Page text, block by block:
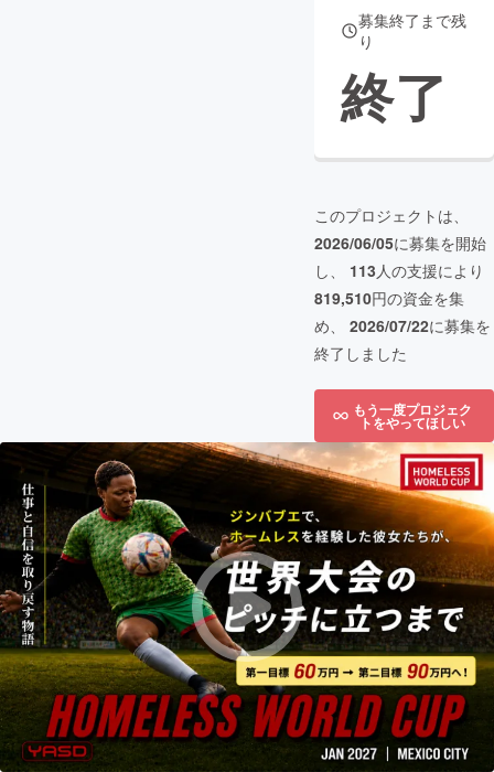
募集終了まで残
り
終了
このプロジェクトは、
2026/06/05に募集を開始
し、 113人の支援により
819,510円の資金を集
め、 2026/07/22に募集を
終了しました
もう一度プロジェク
トをやってほしい